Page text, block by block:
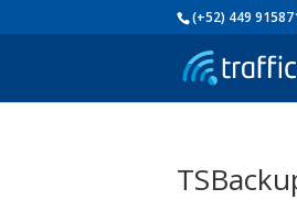
(+52) 449